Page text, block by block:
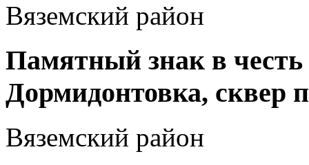
Вяземский район
Памятный знак в честь
Дормидонтовка, сквер
Вяземский район